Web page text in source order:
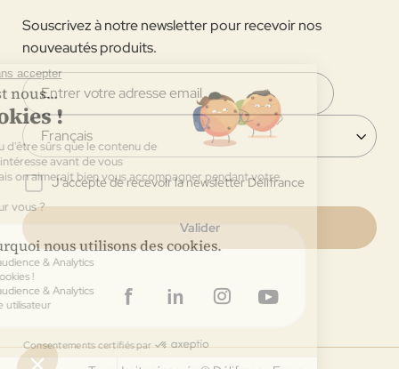
Souscrivez à notre newsletter pour recevoir nos
nouveautés produits.
J'accepte de recevoir la newsletter Délifrance
Valider